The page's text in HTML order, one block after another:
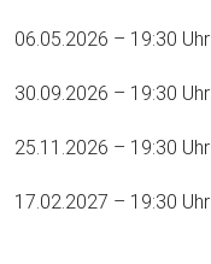
06.05.2026 – 19:30
30.09.2026 – 19:30
25.11.2026 – 19:30
17.02.2027 – 19:30